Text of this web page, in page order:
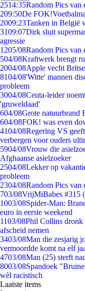
2514:35Random Pics van
209:50De
2009:23Tanken in België
3109:07Dirk sluit
agressie
1205/08Random Pics van
504/08Kraftwerk brengt
2004/08Apple vecht
8104/08'Witte' mannen
probleem
3004/08Ceuta-leider
'gruweldaad'
604/08Grote natuurbrand
604/08FOK! was even
4104/08Regering VS
verbergen voor ouders
5904/08Vrouw die
Afghaanse asielzoeker
2504/08Lekker op
probleem
2304/08Random Pics van
703/08VrijMiBabes #315
1003/08Spider-Man:
euro in eerste weekend
1103/08Phil Collins dronk
afscheid nemen
3403/08Man die zesjarig
vermoordde komt na elf
4703/08Man (25) sterft
8003/08Spandoek
wèl racistisch
Laatste items